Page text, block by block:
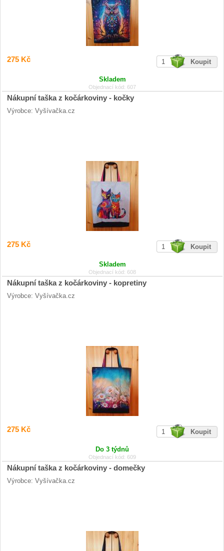
275 Kč
Skladem
Objednací kód: 607
Nákupní taška z kočárkoviny - kočky
Výrobce: Vyšívačka.cz
275 Kč
Skladem
Objednací kód: 608
Nákupní taška z kočárkoviny - kopretiny
Výrobce: Vyšívačka.cz
275 Kč
Do 3 týdnů
Objednací kód: 609
Nákupní taška z kočárkoviny - domečky
Výrobce: Vyšívačka.cz